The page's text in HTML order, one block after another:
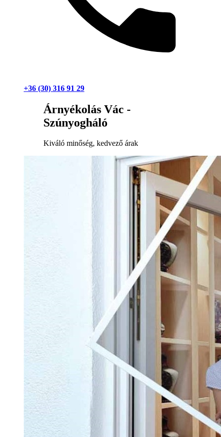
+36 (30) 316 91 29
Árnyékolás Vác -
Szúnyogháló
Kiváló minőség, kedvező árak